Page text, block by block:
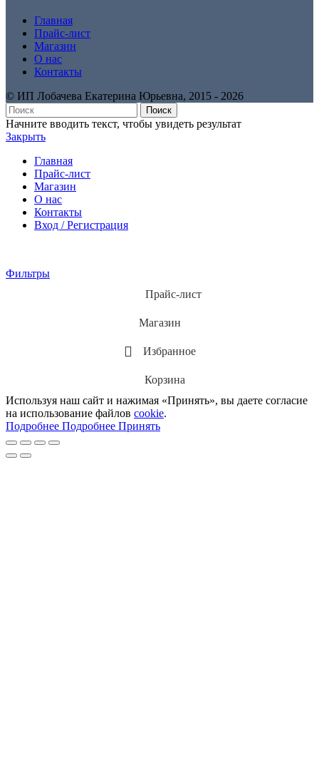
Главная
Прайс-лист
Магазин
О нас
Контакты
© ИП Лобачева Екатерина Юрьевна, 2015 ‑ 2026
Поиск
Начните вводить текст, чтобы увидеть результат
Закрыть
Главная
Прайс-лист
Магазин
О нас
Контакты
Вход / Регистрация
Фильтры
Прайс-лист
Магазин
Избранное
Корзина
Используя наш сайт и нажимая «Принять», вы даете согласие
на использование файлов cookie.
Подробнее Подробнее Принять